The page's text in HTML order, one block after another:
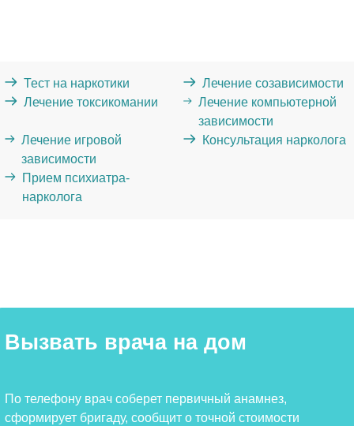
Тест на наркотики
Лечение созависимости
Лечение токсикомании
Лечение компьютерной
зависимости
Лечение игровой
зависимости
Консультация нарколога
Прием психиатра-
нарколога
Вызвать врача на дом
По телефону врач соберет первичный анамнез,
сформирует бригаду, сообщит о точной стоимости